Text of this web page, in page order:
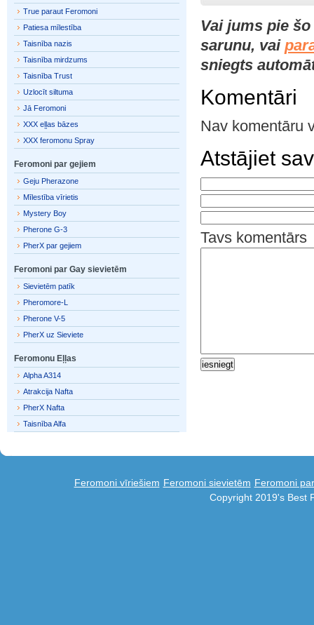
Vai jums pie
sarunu, vai
sniegts
Komentāri
Nav komentāru
Atstājiet
Tavs komentārs
True paraut Feromoni
Patiesa mīlestība
Taisnība nazis
Taisnība mirdzums
Taisnība Trust
Uzlocīt siltuma
Jā Feromoni
XXX eļļas bāzes
XXX feromonu Spray
Feromoni par gejiem
Geju Pherazone
Mīlestība vīrietis
Mystery Boy
Pherone G-3
PherX par gejiem
Feromoni par Gay sievietēm
Sievietēm patīk
Pheromore-L
Pherone V-5
PherX uz Sieviete
Feromonu Eļļas
Alpha A314
Atrakcija Nafta
PherX Nafta
Taisnība Alfa
Feromoni vīriešiem Feromoni sievietēm Feromoni
Copyright 2019's Best